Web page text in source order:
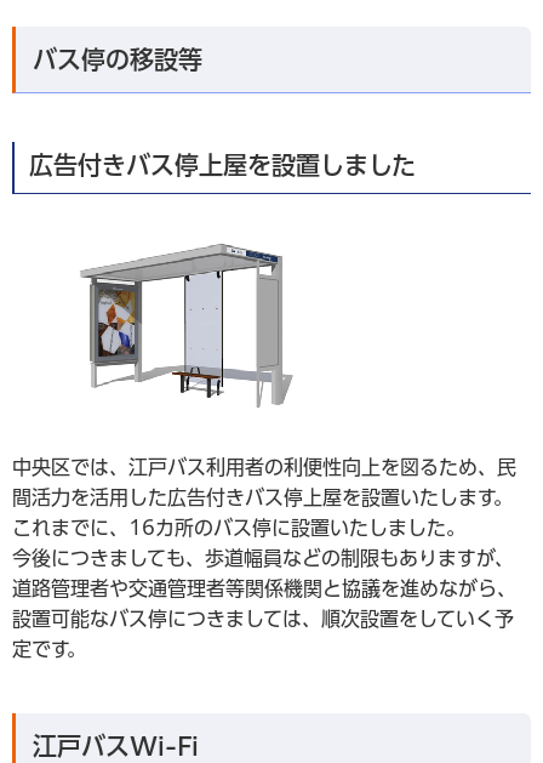
バス停の移設等
広告付きバス停上屋を設置しました
中央区では、江戸バス利用者の利便性向上を図るため、民
間活力を活用した広告付きバス停上屋を設置いたします。
これまでに、16カ所のバス停に設置いたしました。
今後につきましても、歩道幅員などの制限もありますが、
道路管理者や交通管理者等関係機関と協議を進めながら、
設置可能なバス停につきましては、順次設置をしていく予
定です。
江戸バスWi-Fi